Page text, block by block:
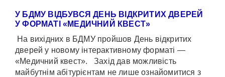
У БДМУ ВІДБУВСЯ ДЕНЬ ВІДКРИТИХ ДВЕРЕЙ
У ФОРМАТІ «МЕДИЧНИЙ КВЕСТ»
На вихідних в БДМУ пройшов День відкритих
дверей у новому інтерактивному форматі —
«Медичний квест». Захід дав можливість
майбутнім абітурієнтам не лише ознайомитися з